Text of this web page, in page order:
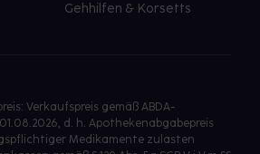
Gehhilfen & Korsetts
Verkaufspreis gemäß ABDA-
d. h. Apothekenabgabepreis
Medikamente zulasten